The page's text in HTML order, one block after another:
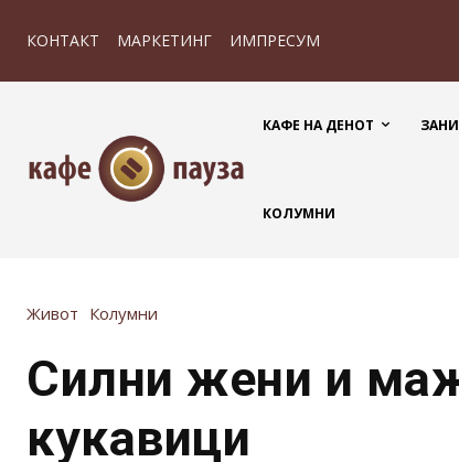
КОНТАКТ МАРКЕТИНГ ИМПРЕСУМ
КАФЕ НА ДЕНОТ
КОЛУМНИ
Живот Колумни
Силни жени и
кукавици